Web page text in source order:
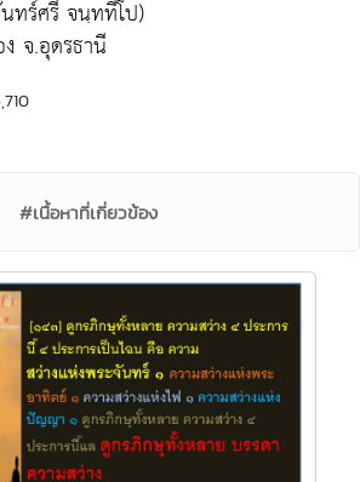
ทร์ศรี จนฺททีโป)
จ.อุดรธานี
#เนื้อหาที่เกี่ยวข้อง